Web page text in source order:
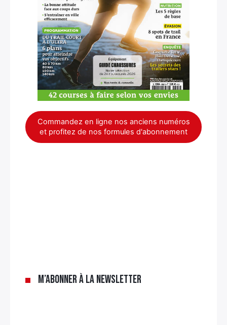
Commandez en ligne nos anciens numéros
et profitez de nos formules d'abonnement
M’abonner à la newsletter
×